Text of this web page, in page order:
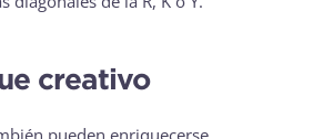
creativo
pueden enriquecerse